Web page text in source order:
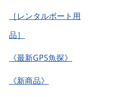
［レンタルボート用
品］
《最新GPS魚探》
《新商品》